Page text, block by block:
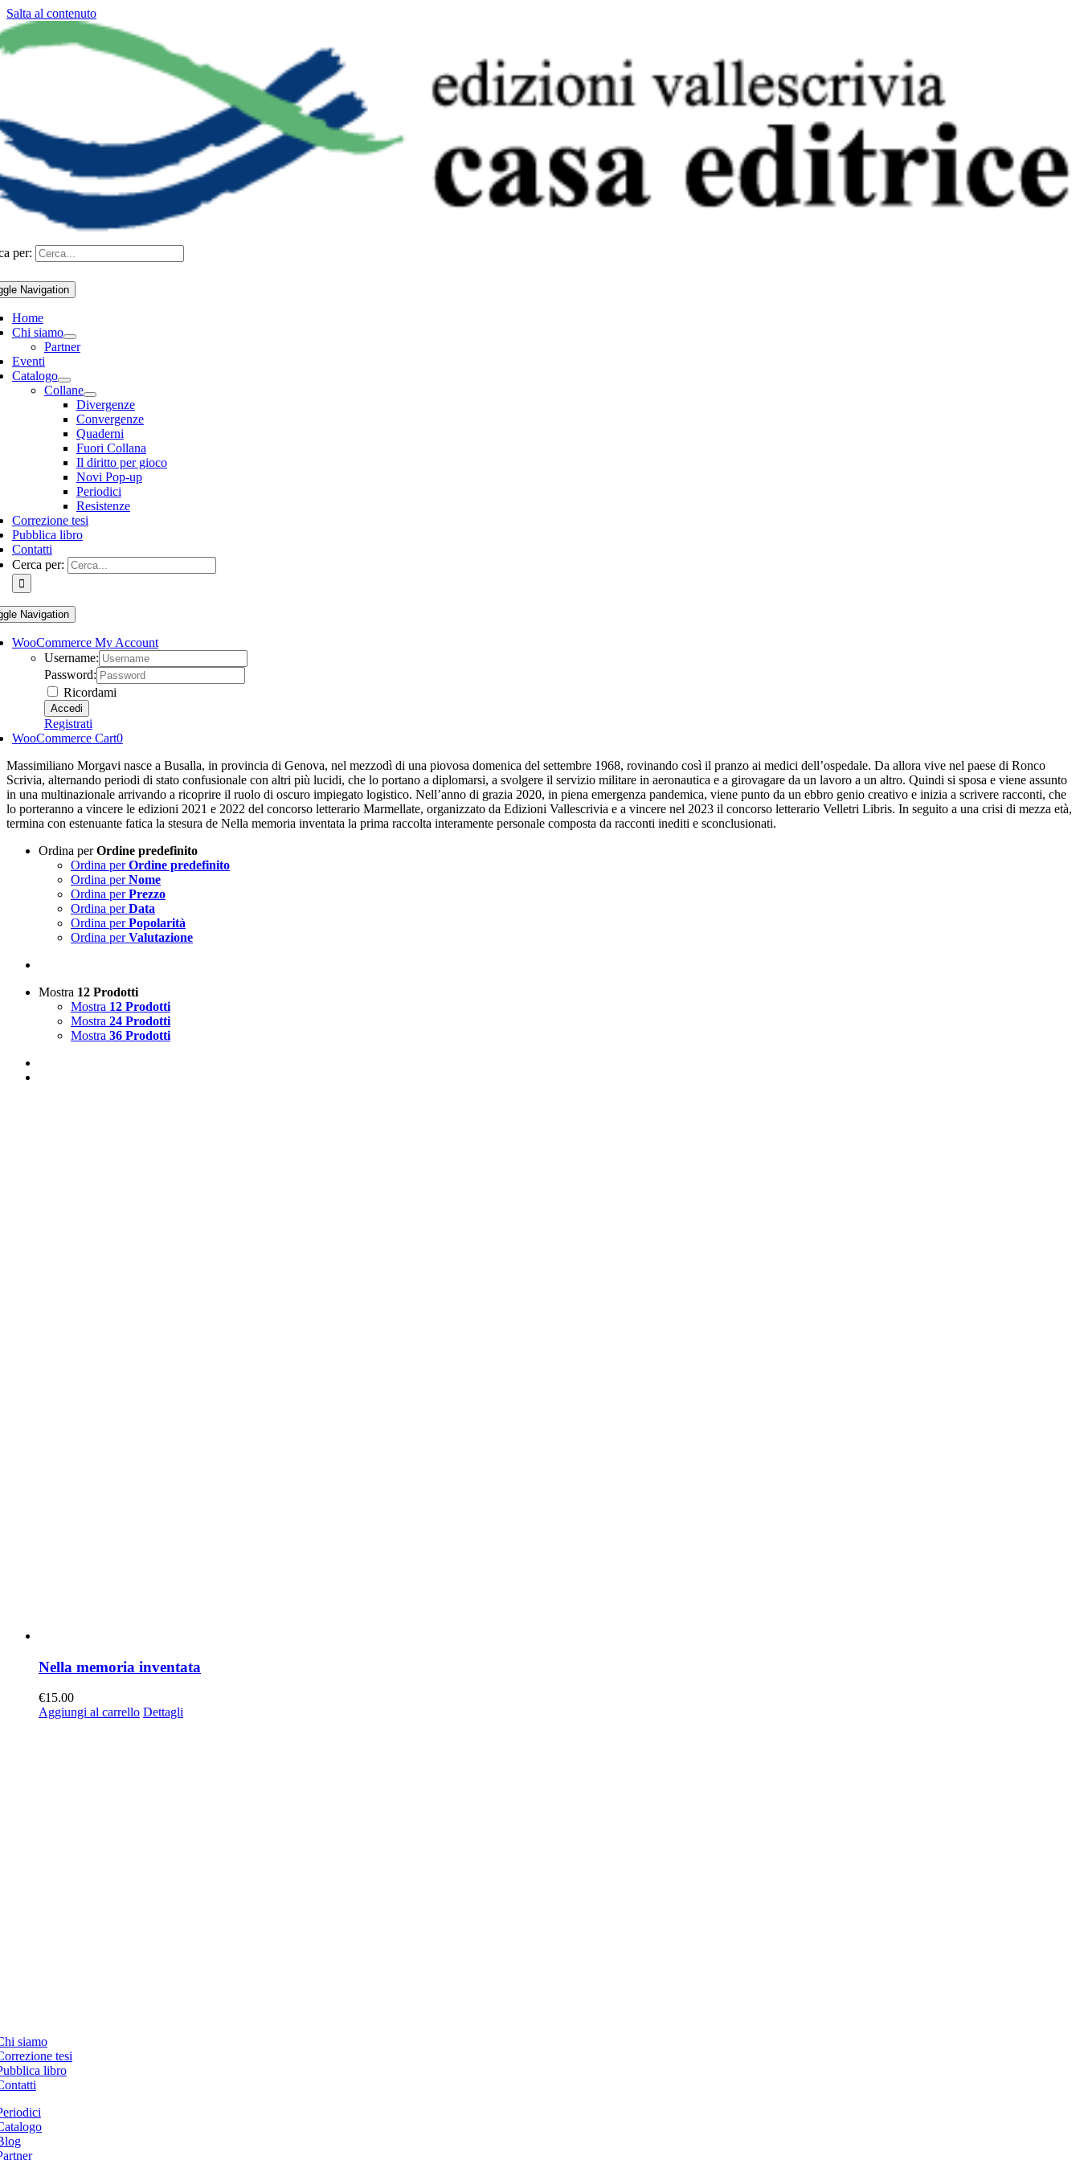
Salta al contenuto
per:
Navigation
Home
Chi siamo
Partner
Eventi
Catalogo
Collane
Divergenze
Convergenze
Quaderni
Fuori Collana
Il diritto per gioco
Novi Pop-up
Periodici
Resistenze
Correzione tesi
Pubblica libro
Contatti
Cerca per:
Navigation
WooCommerce My Account
Username:
Password:
Ricordami
Registrati
WooCommerce Cart0
Massimiliano Morgavi nasce a Busalla, in provincia di Genova, nel mezzodì di una piovosa domenica del settembre 1968, rovinando così il pranzo ai medici dell’ospedale. Da allora vive nel paese di Ronco
Scrivia, alternando periodi di stato confusionale con altri più lucidi, che lo portano a diplomarsi, a svolgere il servizio militare in aeronautica e a girovagare da un lavoro a un altro. Quindi si sposa e viene assunto
in una multinazionale arrivando a ricoprire il ruolo di oscuro impiegato logistico. Nell’anno di grazia 2020, in piena emergenza pandemica, viene punto da un ebbro genio creativo e inizia a scrivere racconti, che
lo porteranno a vincere le edizioni 2021 e 2022 del concorso letterario Marmellate, organizzato da Edizioni Vallescrivia e a vincere nel 2023 il concorso letterario Velletri Libris. In seguito a una crisi di mezza età,
termina con estenuante fatica la stesura de Nella memoria inventata la prima raccolta interamente personale composta da racconti inediti e sconclusionati.
Ordina perOrdine predefinito
Ordina perOrdine predefinito
Ordina perNome
Ordina perPrezzo
Ordina perData
Ordina perPopolarità
Ordina perValutazione
Mostra 12 Prodotti
Mostra 12 Prodotti
Mostra 24 Prodotti
Mostra 36 Prodotti
Nella memoria inventata
€15.00
Aggiungi al carrello Dettagli
siamo
tesi
libro